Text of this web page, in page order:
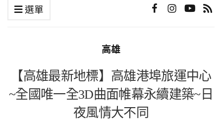
選單
高雄
【高雄最新地標】高雄港埠旅運中心
~全國唯一全3D曲面帷幕永續建築~日
夜風情大不同